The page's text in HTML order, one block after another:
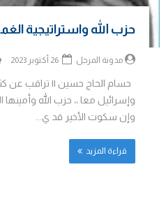
حزب الله واستراتيجية
مدونة المرجل
حسام الحاج حسين || تراقب عن كثب
وإسرائيل معا ،، حزب الله
وإن سكوت الأخير قد ي...
قراءة المزيد